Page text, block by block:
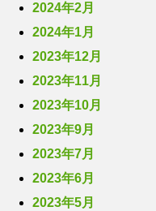
2024年2月
2024年1月
2023年12月
2023年11月
2023年10月
2023年9月
2023年7月
2023年6月
2023年5月